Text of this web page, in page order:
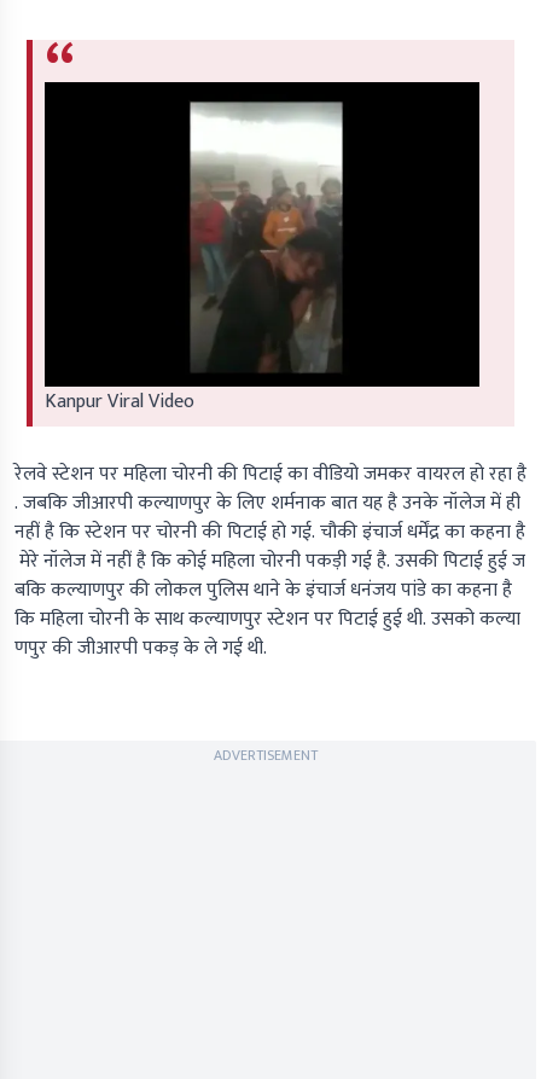
Kanpur Viral Video
रेलवे स्टेशन पर महिला चोरनी की पिटाई का वीडियो जमकर वायरल हो रहा है
. जबकि जीआरपी कल्याणपुर के लिए शर्मनाक बात यह है उनके नॉलेज में ही
नहीं है कि स्टेशन पर चोरनी की पिटाई हो गई. चौकी इंचार्ज धर्मेंद्र का कहना है
मेरे नॉलेज में नहीं है कि कोई महिला चोरनी पकड़ी गई है. उसकी पिटाई हुई ज
बकि कल्याणपुर की लोकल पुलिस थाने के इंचार्ज धनंजय पांडे का कहना है
कि महिला चोरनी के साथ कल्याणपुर स्टेशन पर पिटाई हुई थी. उसको कल्या
णपुर की जीआरपी पकड़ के ले गई थी.
ADVERTISEMENT